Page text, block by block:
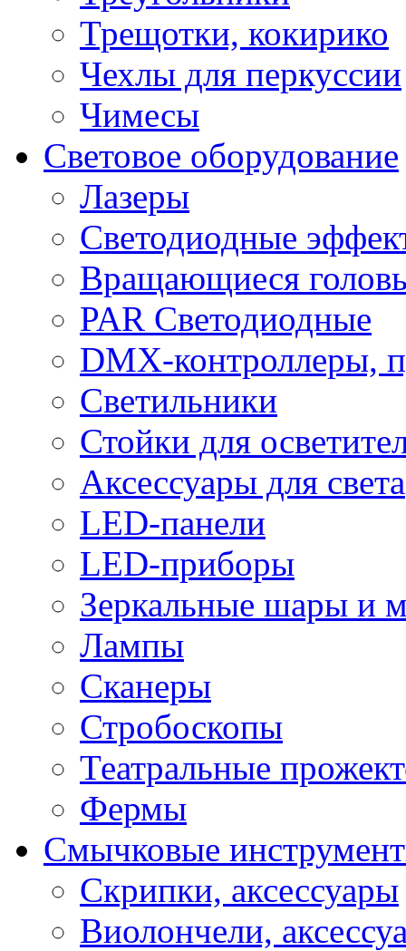
Трещотки, кокирико
Чехлы для перкуссии
Чимесы
Световое оборудование
Лазеры
Светодиодные
Вращающиеся
PAR Светодиодные
DMX-контроллеры,
Светильники
Стойки для
Аксессуары для света
LED-панели
LED-приборы
Зеркальные шары и
Лампы
Сканеры
Стробоскопы
Театральные
Фермы
Смычковые
Скрипки, аксессуары
Виолончели,